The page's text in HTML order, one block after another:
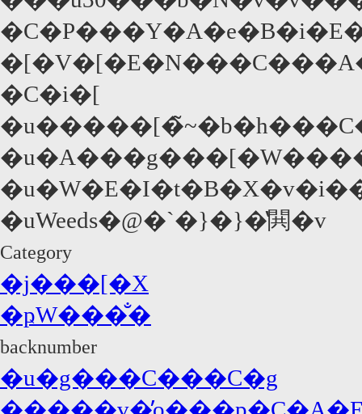
�C�i�[
�uWeeds�@�`�}�}�̔閧�v
Category
�j���[�X
�ҏW���̐�
backnumber
�u�g���C���C�g